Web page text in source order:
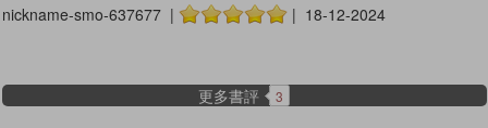
nickname-smo-637677 | | 18-12-2024
更多書評 3